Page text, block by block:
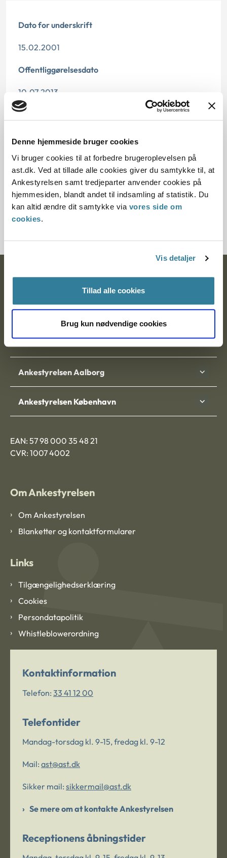
Denne hjemmeside bruger cookies
Vi bruger cookies til at forbedre brugeroplevelsen på
ast.dk. Ved at tillade alle cookies giver du samtykke til, at
Ankestyrelsen samt tredjeparter anvender cookies på
hjemmesiden, blandt andet til indsamling af statistik. Du
kan altid ændre dit samtykke via vores side om
cookies.
Vis detaljer
Tillad alle cookies
Brug kun nødvendige cookies
Dato for underskrift
15.02.2001
Offentliggørelsesdato
10.07.2013
Denne principafgørelse er kasseret den 30. august
Paragraf
§ 48 § 5 § 41 § 4 § 28 § 5s
Journalnummer
350413-99
Ankestyrelsen
Nytorv 7, 2. sal
Ankestyrelsen Aalborg
Ankestyrelsen København
EAN: 57 98 000 35 48 21
CVR: 1007 4002
Om Ankestyrelsen
Om Ankestyrelsen
Blanketter og kontaktformularer
Links
Tilgængelighedserklæring
Cookies
Persondatapolitik
Whistleblowerordning
Kontaktinformation
Telefon: 33 41 12 00
Telefontider
Mandag-torsdag kl. 9-15, fredag kl. 9-12
Mail: ast@ast.dk
Sikker mail: sikkermail@ast.dk
Se mere om at kontakte Ankestyrelsen
Receptionens åbningstider